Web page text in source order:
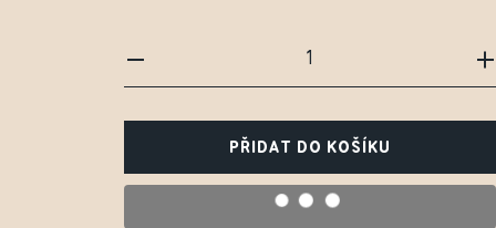
PŘIDAT DO KOŠÍKU